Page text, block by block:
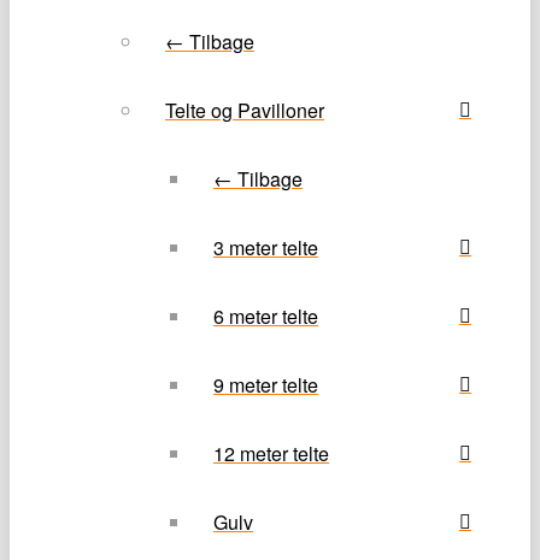
← Tilbage
Telte og Pavilloner
← Tilbage
3 meter telte
6 meter telte
9 meter telte
12 meter telte
Gulv